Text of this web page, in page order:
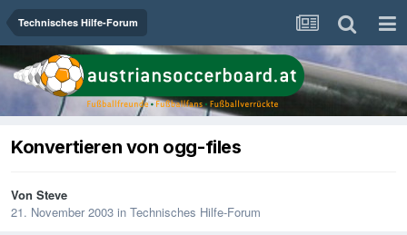
Technisches Hilfe-Forum
Konvertieren von ogg-files
Von Steve
21. November 2003 in Technisches Hilfe-Forum